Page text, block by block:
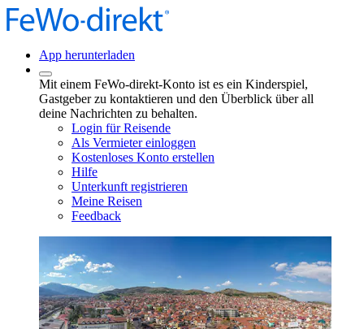
App herunterladen
Mit einem FeWo-direkt-Konto ist es ein Kinderspiel,
Gastgeber zu kontaktieren und den Überblick über all
deine Nachrichten zu behalten.
Login für Reisende
Als Vermieter einloggen
Kostenloses Konto erstellen
Hilfe
Unterkunft registrieren
Meine Reisen
Feedback